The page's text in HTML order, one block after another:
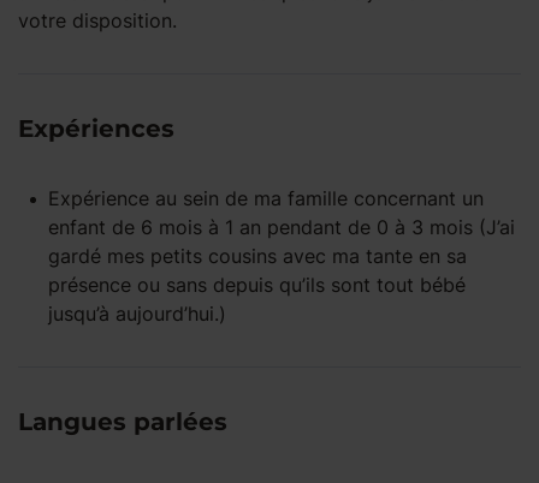
votre disposition.
Expériences
Expérience au sein de ma famille concernant un
enfant de 6 mois à 1 an pendant de 0 à 3 mois (J’ai
gardé mes petits cousins avec ma tante en sa
présence ou sans depuis qu’ils sont tout bébé
jusqu’à aujourd’hui.)
Langues parlées